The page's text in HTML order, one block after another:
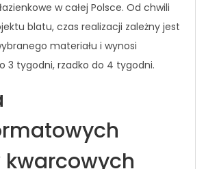
w całej Polsce. Od chwili
blatu, czas realizacji zależny jest
materiału i wynosi
3 tygodni, rzadko do 4 tygodni.
kwarcowych